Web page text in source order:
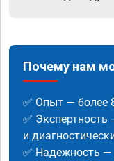
Почему нам
✅ Опыт — более
✅
и
✅ Надежность —